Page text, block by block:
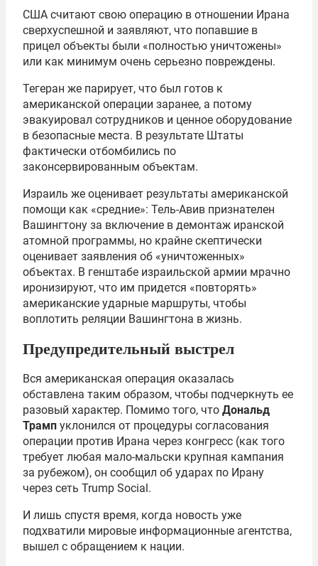
США считают свою операцию в отношении Ирана
сверхуспешной и заявляют, что попавшие в
прицел объекты были «полностью уничтожены»
или как минимум очень серьезно повреждены.
Тегеран же парирует, что был готов к
американской операции заранее, а потому
эвакуировал сотрудников и ценное оборудование
в безопасные места. В результате Штаты
фактически отбомбились по
законсервированным объектам.
Израиль же оценивает результаты американской
помощи как «средние»: Тель-Авив признателен
Вашингтону за включение в демонтаж иранской
атомной программы, но крайне скептически
оценивает заявления об «уничтоженных»
объектах. В генштабе израильской армии мрачно
иронизируют, что им придется «повторять»
американские ударные маршруты, чтобы
воплотить реляции Вашингтона в жизнь.
Предупредительный выстрел
Вся американская операция оказалась
обставлена таким образом, чтобы подчеркнуть ее
разовый характер. Помимо того, что Дональд
Трамп уклонился от процедуры согласования
операции против Ирана через конгресс (как того
требует любая мало-мальски крупная кампания
за рубежом), он сообщил об ударах по Ирану
через сеть Trump Social.
И лишь спустя время, когда новость уже
подхватили мировые информационные агентства,
вышел с обращением к нации.